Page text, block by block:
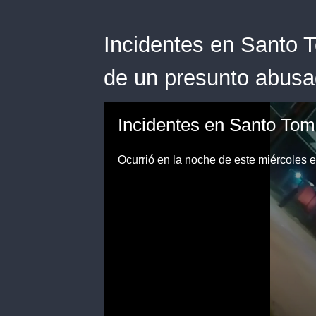
Incidentes en Santo
de un presunto
Ocurrió en la noche de este miércoles